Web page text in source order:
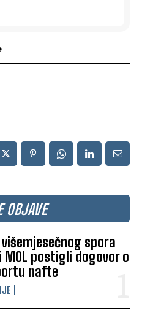
OBJAVE
višemjesečnog spora
MOL postigli dogovor o
nafte